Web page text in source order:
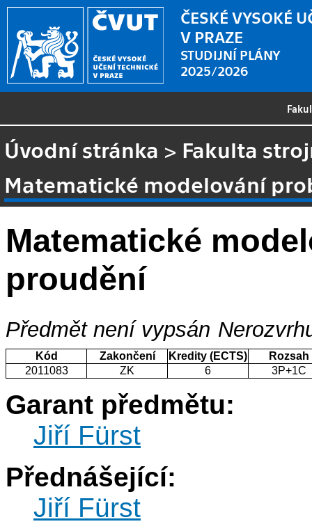
ČESKÉ VYSOKÉ
V PRAZE
STUDIJNÍ PLÁNY
2025/2026
Úvodní stránka > Fakulta
Matematické modelování
Matematické
proudění
Předmět není vypsán
Kód Zakončení Kredity (ECTS)
Rozsah
2011083
ZK 6 3P+1C
Garant předmětu:
Jiří Fürst
Přednášející:
Jiří Fürst